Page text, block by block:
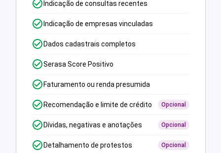
Indicação de consultas recentes
Indicação de empresas vinculadas
Dados cadastrais completos
Serasa Score Positivo
Faturamento ou renda presumida
Recomendação e limite de crédito Opcional
Dívidas, negativas e anotações Opcional
Detalhamento de protestos Opcional